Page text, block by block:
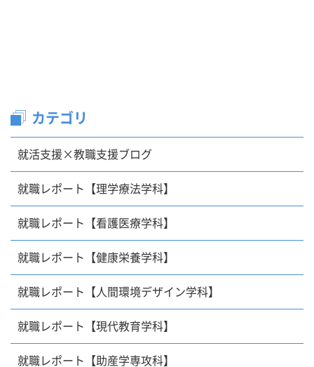
カテゴリ
就活支援×教職支援ブログ
就職レポート【理学療法学科】
就職レポート【看護医療学科】
就職レポート【健康栄養学科】
就職レポート【人間環境デザイン学科】
就職レポート【現代教育学科】
就職レポート【助産学専攻科】